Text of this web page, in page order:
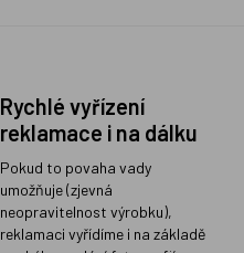
Rychlé vyřízení
reklamace i na dálku
Pokud to povaha vady
umožňuje (zjevná
neopravitelnost výrobku),
reklamaci vyřídíme i na základě